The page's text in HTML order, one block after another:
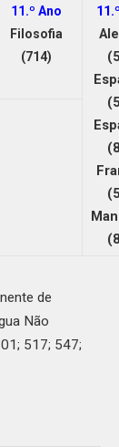
11.º Ano
Filosofia
(714)
de
Não
517; 547;